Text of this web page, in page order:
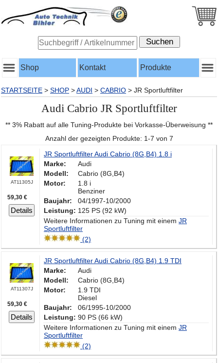
Shop Kontakt Produkte
STARTSEITE > SHOP >AUDI > CABRIO > JR Sportluftfilter
Audi Cabrio JR Sportluftfilter
** 3% Rabatt auf alle Tuning-Produkte bei Vorkasse-Überweisung **
Anzahl der gezeigten Produkte: 1-7 von 7
AT11305J
59,30 €
Details
JR Sportluftfilter Audi Cabrio (8G,B4) 1.8 i
Marke:
Audi
Modell:
Cabrio (8G,B4)
Motor:
1.8 i
Benziner
Baujahr:
04/1997-10/2000
Leistung: 125 PS (92 kW)
Weitere Informationen zu Tuning mit einem JR
Sportluftfilter
(2)
AT11307J
59,30 €
Details
JR Sportluftfilter Audi Cabrio (8G,B4) 1.9 TDI
Marke:
Audi
Modell:
Cabrio (8G,B4)
Motor:
1.9 TDI
Diesel
Baujahr:
06/1995-10/2000
Leistung: 90 PS (66 kW)
Weitere Informationen zu Tuning mit einem JR
Sportluftfilter
(2)